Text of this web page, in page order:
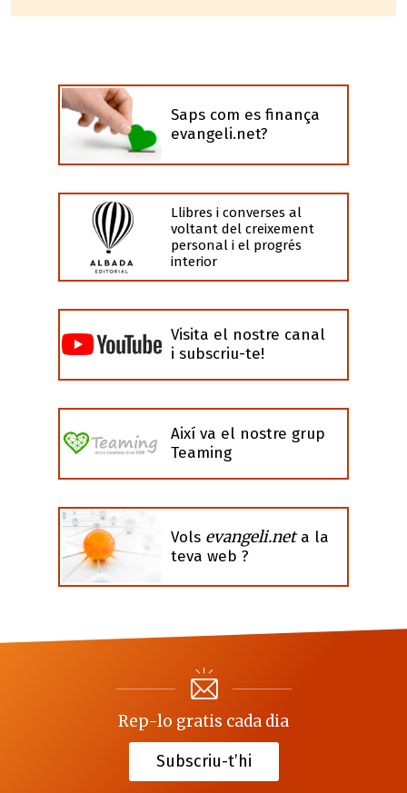
Saps com es finança
evangeli.net?
Llibres i converses al
voltant del creixement
personal i el progrés
interior
Visita el nostre canal
i subscriu-te!
Així va el nostre grup
Teaming
Vols evangeli.neta la
teva web ?
Rep-lo gratis cada dia
Subscriu-t’hi